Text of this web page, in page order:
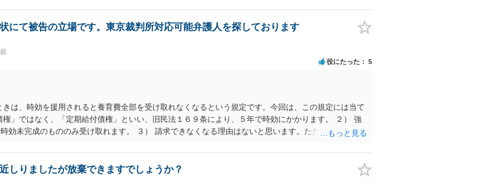
にて被告の立場です。東京裁判所対応可能弁護人を探しております
役にたった 5
は、時効を援用されると養育費全部を受け取れなくなるという規定です。今回は、この規定には当て
」ではなく、「定期給付債権」といい、旧民法１６９条により、５年で時効にかかります。 ２） 強
効未完成のもののみ受け取れます。 ３） 請求できなくなる理由はないと思います。ただ、額としては
き続き強制執行可能です。） ５） 約束した支払日（月ごと）が、強制執行の５年以上前の分は、時効
なります。未払の発生より、強制執行を基準に考えた方が分かりやすいでしょう。 > また、この様な
しりましたが放棄できますでしょうか？